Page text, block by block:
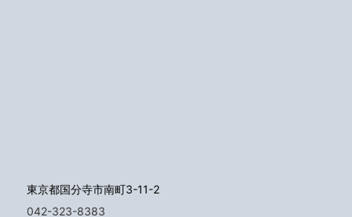
東京都国分寺市南町3-11-2
042-323-8383